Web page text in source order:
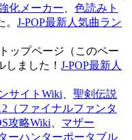
化メーカー
色読みト
J-POP最新人気曲ラン
ップページ（このペー
ました！ J-POP最新人
サイトWiki
聖剣伝説
（ファイナルファンタ
攻略Wiki
マザー
ーハンターポータブル